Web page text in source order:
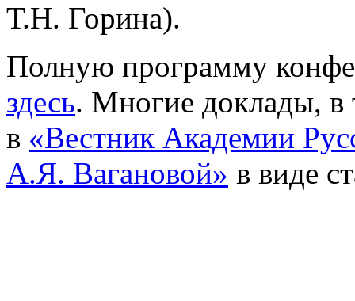
Т.Н. Горина).
Полную программу
здесь. Многие доклады, в
в «Вестник Академии
А.Я. Вагановой» в виде